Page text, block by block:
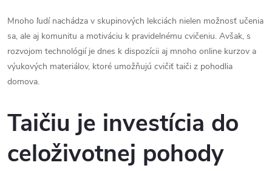
Mnoho ľudí nachádza v skupinových lekciách nielen možnosť učenia
sa, ale aj komunitu a motiváciu k pravidelnému cvičeniu. Avšak, s
rozvojom technológií je dnes k dispozícii aj mnoho online kurzov a
výukových materiálov, ktoré umožňujú cvičiť taiči z pohodlia
domova.
Taičiu je investícia do
celoživotnej pohody